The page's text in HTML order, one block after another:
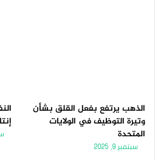
الذهب يرتفع بفعل القلق بشأن
وتيرة التوظيف في الولايات
المتحدة
سبتمبر 9, 2025